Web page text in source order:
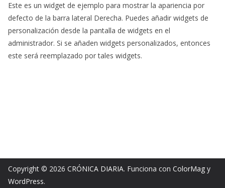
Este es un widget de ejemplo para mostrar la apariencia por
defecto de la barra lateral Derecha. Puedes añadir widgets de
personalización desde la pantalla de widgets en el
administrador. Si se añaden widgets personalizados, entonces
este será reemplazado por tales widgets.
Copyright © 2026 CRÓNICA DIARIA. Funciona con ColorMag y
WordPress.